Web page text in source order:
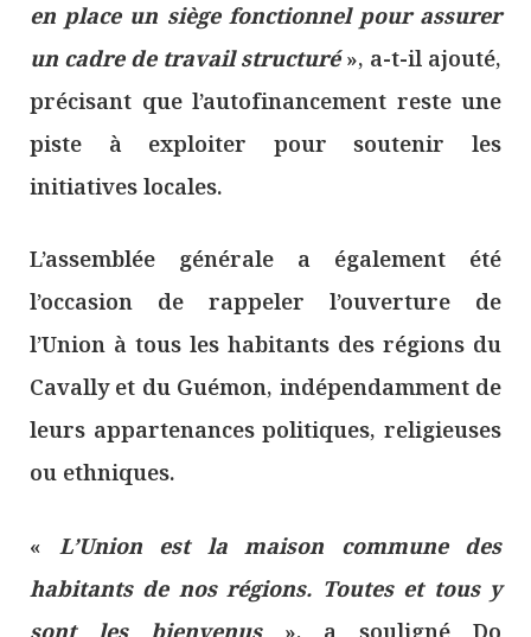
en place un siège fonctionnel pour assurer
un cadre de travail structuré », a-t-il ajouté,
précisant que l’autofinancement reste une
piste à exploiter pour soutenir les
initiatives locales.
L’assemblée générale a également été
l’occasion de rappeler l’ouverture de
l’Union à tous les habitants des régions du
Cavally et du Guémon, indépendamment de
leurs appartenances politiques, religieuses
ou ethniques.
«
L’Union est la maison commune des
habitants de nos régions. Toutes et tous y
sont les bienvenus», a souligné Do